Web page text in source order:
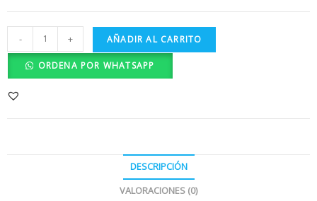
- + AÑADIR AL CARRITO
ORDENA POR WHATSAPP
DESCRIPCIÓN
VALORACIONES (0)